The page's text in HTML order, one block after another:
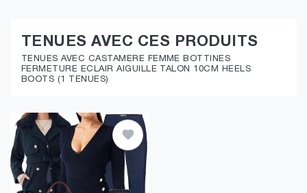
TENUES AVEC CES PRODUITS
TENUES AVEC CASTAMERE FEMME BOTTINES
FERMETURE ECLAIR AIGUILLE TALON 10CM HEELS
BOOTS (1 TENUES)